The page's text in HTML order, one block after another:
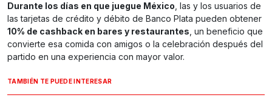
Durante los días en que juegue México, las y los usuarios de
las tarjetas de crédito y débito de Banco Plata pueden obtener
10% de cashback en bares y restaurantes, un beneficio que
convierte esa comida con amigos o la celebración después del
partido en una experiencia con mayor valor.
TAMBIÉN TE PUEDE INTERESAR